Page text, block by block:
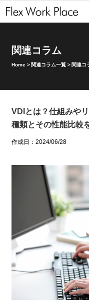
関連コラム
Home > 関連コラム一覧 > 関連コ
VDIとは？仕組みや
種類とその性能比較
作成日：2024/06/28